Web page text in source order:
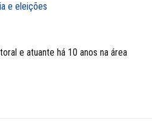
e eleições
e atuante há 10 anos na área